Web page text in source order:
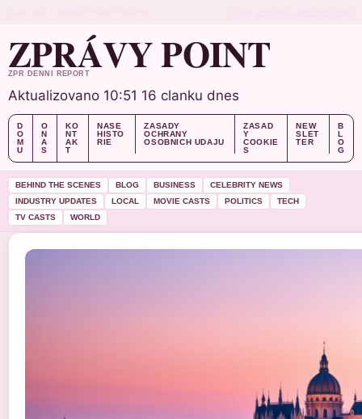
ZPRÁVY POINT
ZPR DENNI REPORT
Aktualizovano 10:51 16 clanku dnes
D
O
M
U
O
N
A
S
KO
NT
AK
T
NASE
HISTO
RIE
ZASADY
OCHRANY
OSOBNICH UDAJU
ZASAD
Y
COOKIE
S
NEW
SLET
TER
B
L
O
G
BEHIND THE SCENES BLOG BUSINESS
CELEBRITY NEWS
INDUSTRY UPDATES
LOCAL MOVIE CASTS POLITICS
TECH
TV CASTS
WORLD